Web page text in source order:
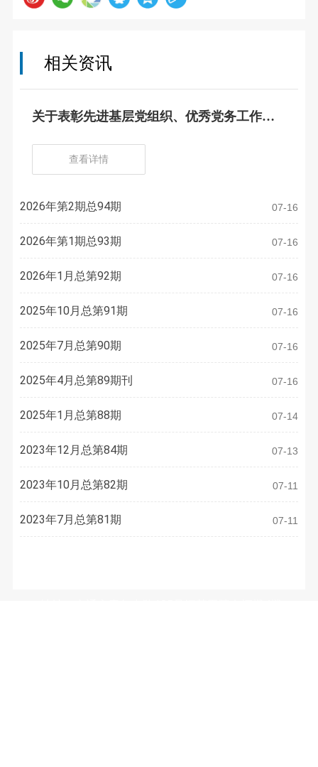
相关资讯
关于表彰先进基层党组织、优秀党务工作
查看详情
2026年第2期总94期 07-16
2026年第1期总93期 07-16
2026年1月总第92期 07-16
2025年10月总第91期 07-16
2025年7月总第90期 07-16
2025年4月总第89期刊 07-16
2025年1月总第88期 07-14
2023年12月总第84期 07-13
2023年10月总第82期 07-11
2023年7月总第81期 07-11